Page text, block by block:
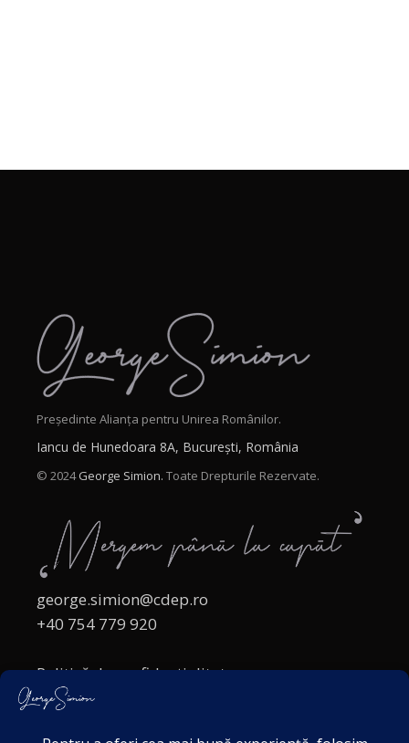
Președinte Alianța pentru Unirea Românilor.
Iancu de Hunedoara 8A, București, România
© 2024George Simion. Toate Drepturile Rezervate.
george.simion@cdep.ro
+40 754 779 920
Politică de confidențialitate
Politica cookies